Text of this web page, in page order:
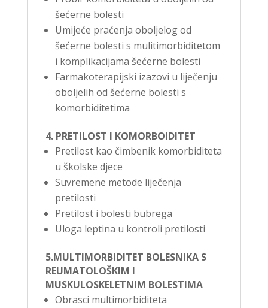
šećerne bolesti
Umijeće praćenja oboljelog od
šećerne bolesti s mulitimorbiditetom
i komplikacijama šećerne bolesti
Farmakoterapijski izazovi u liječenju
oboljelih od šećerne bolesti s
komorbiditetima
4. PRETILOST I KOMORBOIDITET
Pretilost kao čimbenik komorbiditeta
u školske djece
Suvremene metode liječenja
pretilosti
Pretilost i bolesti bubrega
Uloga leptina u kontroli pretilosti
5.MULTIMORBIDITET BOLESNIKA S
REUMATOLOŠKIM I
MUSKULOSKELETNIM BOLESTIMA
Obrasci multimorbiditeta